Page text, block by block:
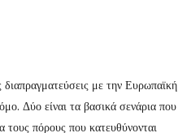
με την Ευρωπαϊκή
Δύο είναι τα βασικά σενάρια που
τους πόρους που κατευθύνονται